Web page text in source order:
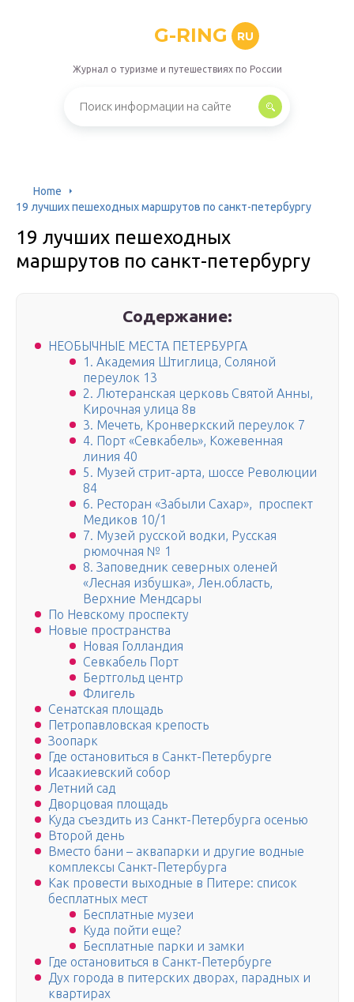
G-RING RU
Журнал о туризме и путешествиях по России
Home
19 лучших пешеходных маршрутов по санкт-петербургу
19 лучших пешеходных
маршрутов по санкт-петербургу
Содержание:
НЕОБЫЧНЫЕ МЕСТА ПЕТЕРБУРГА
1. Академия Штиглица, Соляной
переулок 13
2. Лютеранская церковь Святой Анны,
Кирочная улица 8в
3. Мечеть, Кронверкский переулок 7
4. Порт «Севкабель», Кожевенная
линия 40
5. Музей стрит-арта, шоссе Революции
84
6. Ресторан «Забыли Сахар», проспект
Медиков 10/1
7. Музей русской водки, Русская
рюмочная № 1
8. Заповедник северных оленей
«Лесная избушка», Лен.область,
Верхние Мендсары
По Невскому проспекту
Новые пространства
Новая Голландия
Севкабель Порт
Бертгольд центр
Флигель
Сенатская площадь
Петропавловская крепость
Зоопарк
Где остановиться в Санкт-Петербурге
Исаакиевский собор
Летний сад
Дворцовая площадь
Куда съездить из Санкт-Петербурга осенью
Второй день
Вместо бани – аквапарки и другие водные
комплексы Санкт-Петербурга
Как провести выходные в Питере: список
бесплатных мест
Бесплатные музеи
Куда пойти еще?
Бесплатные парки и замки
Где остановиться в Санкт-Петербурге
Дух города в питерских дворах, парадных и
квартирах